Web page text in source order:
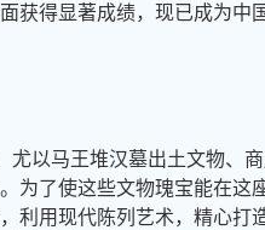
获得显著成绩，现已成为中
以马王堆汉墓出土文物、商
为了使这些文物瑰宝能在这
利用现代陈列艺术，精心打